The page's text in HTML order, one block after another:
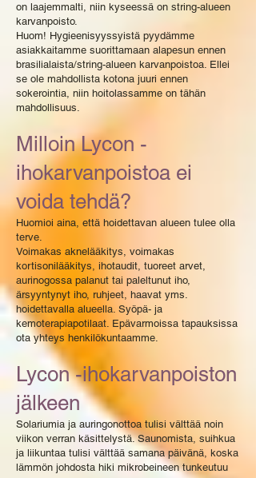
on laajemmalti, niin kyseessä on string-alueen
karvanpoisto.
Huom! Hygieenisyyssyistä pyydämme
asiakkaitamme suorittamaan alapesun ennen
brasilialaista/string-alueen karvanpoistoa. Ellei
se ole mahdollista kotona juuri ennen
sokerointia, niin hoitolassamme on tähän
mahdollisuus.
Milloin Lycon -
ihokarvanpoistoa ei
voida tehdä?
Huomioi aina, että hoidettavan alueen tulee olla
terve.
Voimakas aknelääkitys, voimakas
kortisonilääkitys, ihotaudit, tuoreet arvet,
aurinogossa palanut tai paleltunut iho,
ärsyyntynyt iho, ruhjeet, haavat yms.
hoidettavalla alueella. Syöpä- ja
kemoterapiapotilaat. Epävarmoissa tapauksissa
ota yhteys henkilökuntaamme.
Lycon -ihokarvanpoiston
jälkeen
Solariumia ja auringonottoa tulisi välttää noin
viikon verran käsittelystä. Saunomista, suihkua
ja liikuntaa tulisi välttää samana päivänä, koska
lämmön johdosta hiki mikrobeineen tunkeutuu